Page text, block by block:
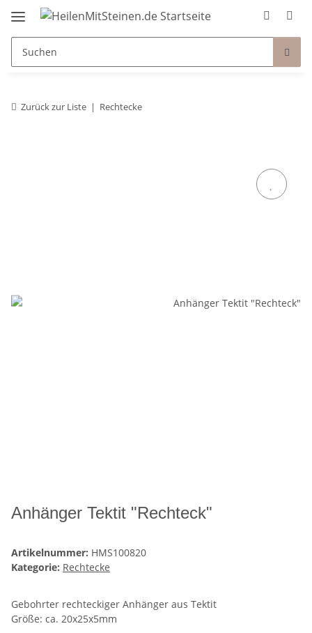
Zurück zur Liste Rechtecke
Anhänger Tektit "Rechteck"
Artikelnummer: HMS100820
Kategorie: Rechtecke
Gebohrter rechteckiger Anhänger aus Tektit
Größe: ca. 20x25x5mm